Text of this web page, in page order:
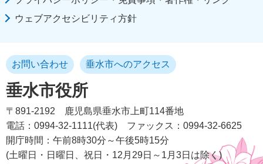
ウェブアクセシビリティ方針
垂水市役所
お問い合わせ 垂水市へのアクセス
〒891-2192
鹿児島県垂水市上町114番地
電話：0994-32-1111(代表)
ファックス：0994-32-6625
開庁時間：午前8時30分～午後5時15分
(土曜日・日曜日、祝日・12月29日～1月3日は除く)